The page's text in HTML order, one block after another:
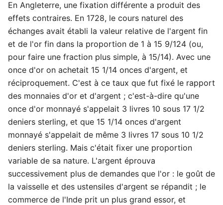
En Angleterre, une fixation différente a produit des
effets contraires. En 1728, le cours naturel des
échanges avait établi la valeur relative de l'argent fin
et de l'or fin dans la proportion de 1 à 15 9/124 (ou,
pour faire une fraction plus simple, à 15/14). Avec une
once d'or on achetait 15 1/14 onces d'argent, et
réciproquement. C'est à ce taux que fut fixé le rapport
des monnaies d'or et d'argent ; c'est-à-dire qu'une
once d'or monnayé s'appelait 3 livres 10 sous 17 1/2
deniers sterling, et que 15 1/14 onces d'argent
monnayé s'appelait de même 3 livres 17 sous 10 1/2
deniers sterling. Mais c'était fixer une proportion
variable de sa nature. L'argent éprouva
successivement plus de demandes que l'or : le goût de
la vaisselle et des ustensiles d'argent se répandit ; le
commerce de l'Inde prit un plus grand essor, et